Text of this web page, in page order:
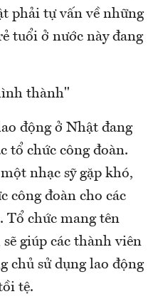
phải tự vấn về những
tuổi ở nước này đang
thành"
động ở Nhật đang
tổ chức công đoàn.
nhạc sỹ gặp khó,
công đoàn cho các
Tổ chức mang tên
giúp các thành viên
chủ sử dụng lao động
tệ.